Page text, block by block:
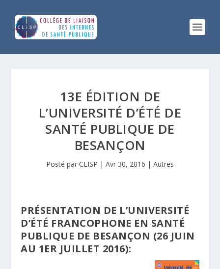
13E ÉDITION DE
L’UNIVERSITÉ D’ÉTÉ DE
SANTÉ PUBLIQUE DE
BESANÇON
Posté par CLISP | Avr 30, 2016 | Autres
PRÉSENTATION DE L’UNIVERSITÉ
D’ÉTÉ FRANCOPHONE EN SANTÉ
PUBLIQUE DE BESANÇON (26 JUIN
AU 1ER JUILLET 2016):